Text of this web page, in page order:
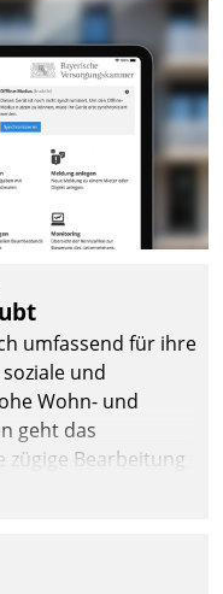
umfassend für ihre
und
Wohn- und
geht das
zügige Bearbeitung
das
eigenen Kanal